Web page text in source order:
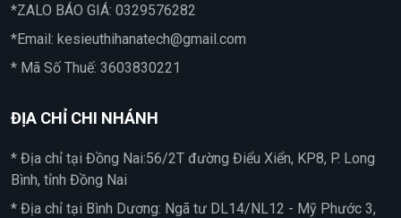
*ZALO BÁO GIÁ: 0329576282
*Email: kesieuthihanatech@gmail.com
* Mã Số Thuế: 3603830221
ĐỊA CHỈ CHI NHÁNH
* Địa chỉ tại Đồng Nai:56/2T đường Điểu Xiển, KP8, P. Long
Bình, tỉnh Đồng Nai
* Địa chỉ tại Bình Dương: Ngã tư DL14/NL12 - Mỹ Phước 3,